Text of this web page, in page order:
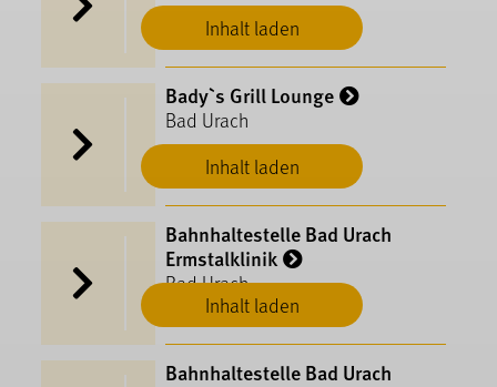
Inhalt laden
Inhalt laden
Bady`s Grill Lounge
Bad Urach
Inhalt laden
Bahnhaltestelle Bad Urach
Ermstalklinik
Bad Urach
Bahnhaltestelle Bad Urach